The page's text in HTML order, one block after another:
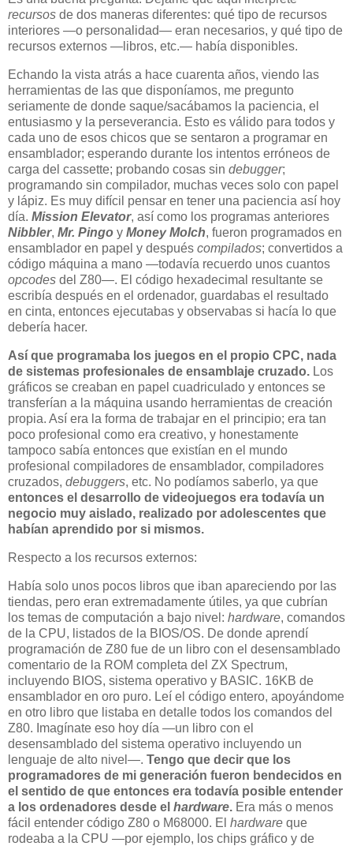
recursos de dos maneras diferentes: qué tipo de recursos
interiores —o personalidad— eran necesarios, y qué tipo de
recursos externos —libros, etc.— había disponibles.
Echando la vista atrás a hace cuarenta años, viendo las
herramientas de las que disponíamos, me pregunto
seriamente de donde saque/sacábamos la paciencia, el
entusiasmo y la perseverancia. Esto es válido para todos y
cada uno de esos chicos que se sentaron a programar en
ensamblador; esperando durante los intentos erróneos de
carga del cassette; probando cosas sin debugger;
programando sin compilador, muchas veces solo con papel
y lápiz. Es muy difícil pensar en tener una paciencia así hoy
día. Mission Elevator, así como los programas anteriores
Nibbler, Mr. Pingo y Money Molch, fueron programados en
ensamblador en papel y después compilados; convertidos a
código máquina a mano —todavía recuerdo unos cuantos
opcodes del Z80—. El código hexadecimal resultante se
escribía después en el ordenador, guardabas el resultado
en cinta, entonces ejecutabas y observabas si hacía lo que
debería hacer.
Así que programaba los juegos en el propio CPC, nada
de sistemas profesionales de ensamblaje cruzado. Los
gráficos se creaban en papel cuadriculado y entonces se
transferían a la máquina usando herramientas de creación
propia. Así era la forma de trabajar en el principio; era tan
poco profesional como era creativo, y honestamente
tampoco sabía entonces que existían en el mundo
profesional compiladores de ensamblador, compiladores
cruzados, debuggers, etc. No podíamos saberlo, ya que
entonces el desarrollo de videojuegos era todavía un
negocio muy aislado, realizado por adolescentes que
habían aprendido por si mismos.
Respecto a los recursos externos:
Había solo unos pocos libros que iban apareciendo por las
tiendas, pero eran extremadamente útiles, ya que cubrían
los temas de computación a bajo nivel: hardware, comandos
de la CPU, listados de la BIOS/OS. De donde aprendí
programación de Z80 fue de un libro con el desensamblado
comentario de la ROM completa del ZX Spectrum,
incluyendo BIOS, sistema operativo y BASIC. 16KB de
ensamblador en oro puro. Leí el código entero, apoyándome
en otro libro que listaba en detalle todos los comandos del
Z80. Imagínate eso hoy día —un libro con el
desensamblado del sistema operativo incluyendo un
lenguaje de alto nivel—. Tengo que decir que los
programadores de mi generación fueron bendecidos en
el sentido de que entonces era todavía posible entender
a los ordenadores desde el hardware. Era más o menos
fácil entender código Z80 o M68000. El hardware que
rodeaba a la CPU —por ejemplo, los chips gráfico y de